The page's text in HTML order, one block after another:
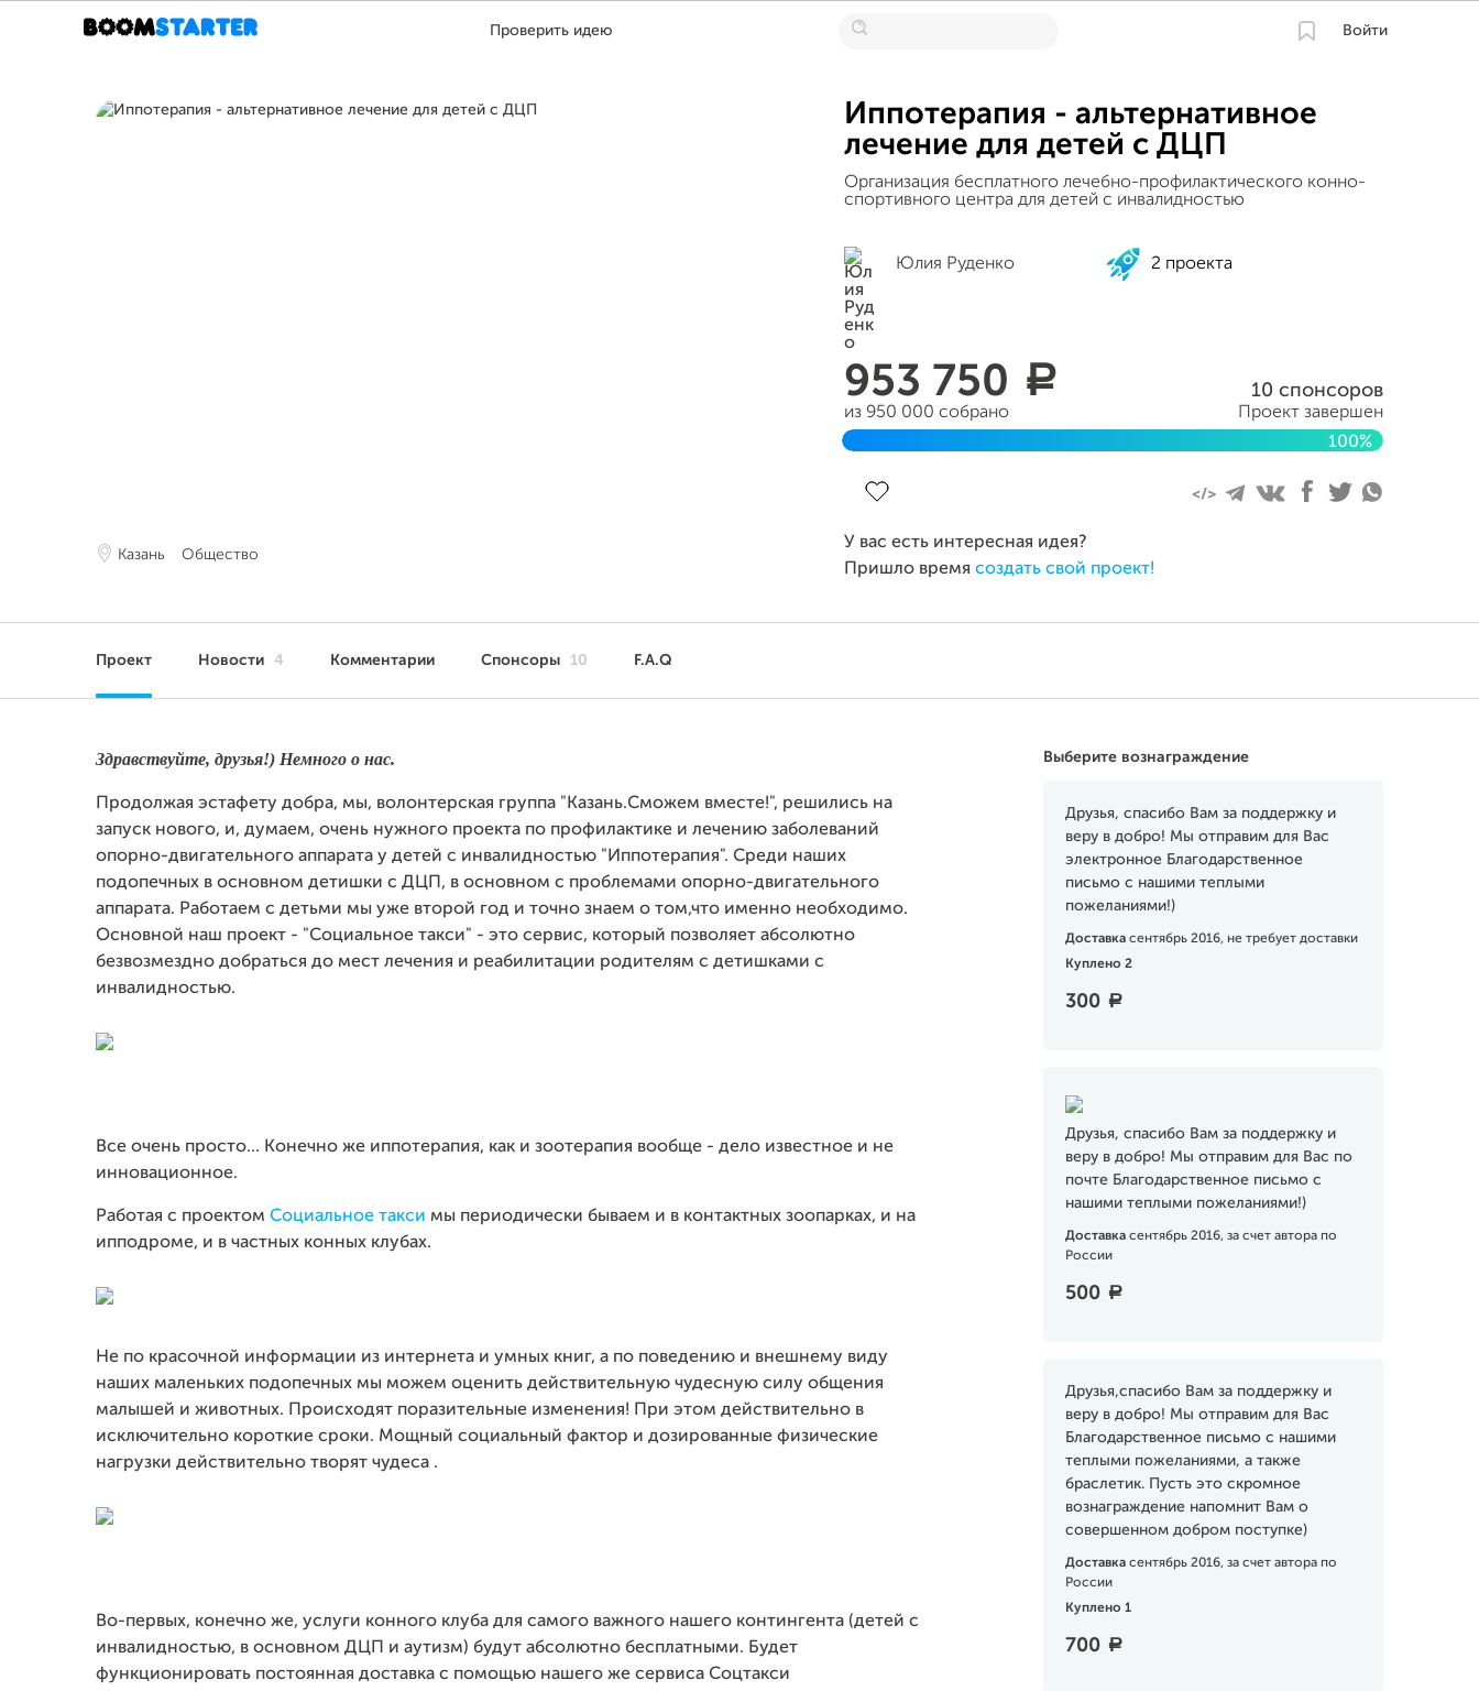
Проверить идею Войти
Казань Общество
Иппотерапия - альтернативное
лечение для детей с ДЦП
Организация бесплатного лечебно-профилактического конно-
спортивного центра для детей с инвалидностью
Юлия Руденко 2 проекта
953 750 a
из 950 000 собрано
10 спонсоров
Проект завершен
100%
У вас есть интересная идея?
Пришло время создать свой проект!
Проект Новости 4 Комментарии Спонсоры 10 F.A.Q
Выберите вознаграждение
Друзья, спасибо Вам за поддержку и
веру в добро! Мы отправим для Вас
электронное Благодарственное
письмо с нашими теплыми
пожеланиями!)
Доставка сентябрь 2016, не требует доставки
Куплено 2
300 a
Друзья, спасибо Вам за поддержку и
веру в добро! Мы отправим для Вас по
почте Благодарственное письмо с
нашими теплыми пожеланиями!)
Доставка сентябрь 2016, за счет автора по
России
500 a
Друзья,спасибо Вам за поддержку и
веру в добро! Мы отправим для Вас
Благодарственное письмо с нашими
теплыми пожеланиями, а также
браслетик. Пусть это скромное
вознаграждение напомнит Вам о
совершенном добром поступке)
Доставка сентябрь 2016, за счет автора по
России
Куплено 1
700 a
Здравствуйте, друзья!) Немного о нас.
Продолжая эстафету добра, мы, волонтерская группа "Казань.Сможем вместе!", решились на
запуск нового, и, думаем, очень нужного проекта по профилактике и лечению заболеваний
опорно-двигательного аппарата у детей с инвалидностью "Иппотерапия". Среди наших
подопечных в основном детишки с ДЦП, в основном с проблемами опорно-двигательного
аппарата. Работаем с детьми мы уже второй год и точно знаем о том,что именно необходимо.
Основной наш проект - "Социальное такси" - это сервис, который позволяет абсолютно
безвозмездно добраться до мест лечения и реабилитации родителям с детишками с
инвалидностью.
Все очень просто... Конечно же иппотерапия, как и зоотерапия вообще - дело известное и не
инновационное.
Работая с проектом Социальное такси мы периодически бываем и в контактных зоопарках, и на
ипподроме, и в частных конных клубах.
Не по красочной информации из интернета и умных книг, а по поведению и внешнему виду
наших маленьких подопечных мы можем оценить действительную чудесную силу общения
малышей и животных. Происходят поразительные изменения! При этом действительно в
исключительно короткие сроки. Мощный социальный фактор и дозированные физические
нагрузки действительно творят чудеса .
Во-первых, конечно же, услуги конного клуба для самого важного нашего контингента (детей с
инвалидностью, в основном ДЦП и аутизм) будут абсолютно бесплатными. Будет
функционировать постоянная доставка с помощью нашего же сервиса Соцтакси